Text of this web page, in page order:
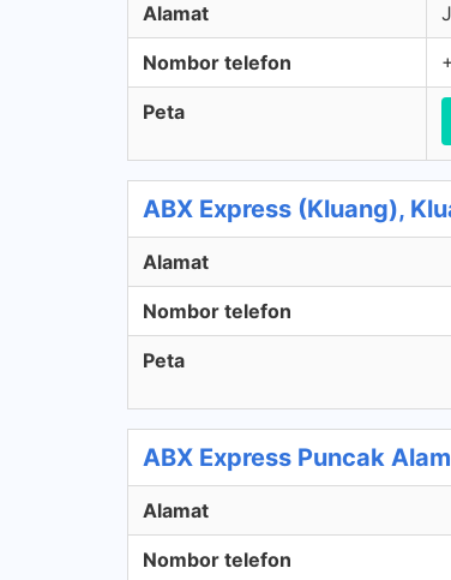
Alamat
Nombor telefon
Peta
ABX Express (Kluang),
Alamat
Nombor telefon
Peta
ABX Express Puncak
Alamat
Nombor telefon